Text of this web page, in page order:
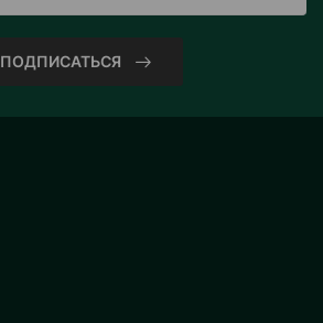
ПОДПИСАТЬСЯ